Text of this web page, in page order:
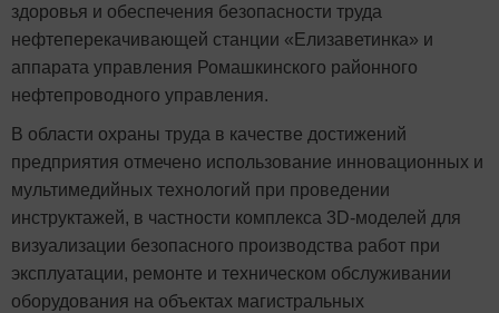
здоровья и обеспечения безопасности труда
нефтеперекачивающей станции «Елизаветинка» и
аппарата управления Ромашкинского районного
нефтепроводного управления.
В области охраны труда в качестве достижений
предприятия отмечено использование инновационных и
мультимедийных технологий при проведении
инструктажей, в частности комплекса 3D-моделей для
визуализации безопасного производства работ при
эксплуатации, ремонте и техническом обслуживании
оборудования на объектах магистральных